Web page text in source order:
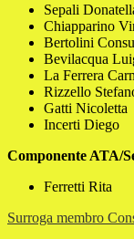
Sepali
Chiapparino
Bertolini
Bevilacqua
La Ferrera
Rizzello
Gatti Nicoletta
Incerti Diego
Componente ATA/
Ferretti Rita
Surroga membro